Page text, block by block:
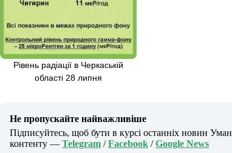
Рівень радіації в Черкаській
області 28 липня
Не пропускайте найважливіше
Підписуйтесь, щоб бути в курсі останніх новин
контенту — Telegram /Facebook /Google News